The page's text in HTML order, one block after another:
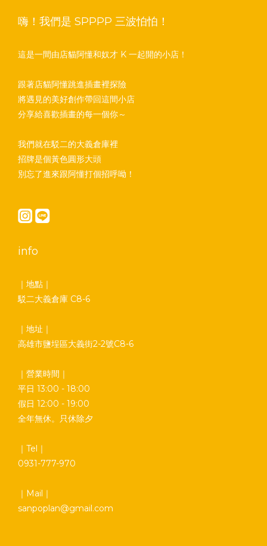
嗨！我們是 SPPPP 三波怕怕！
這是一間由店貓阿懂和奴才 K 一起開的小店！
跟著店貓阿懂跳進插畫裡探險
將遇見的美好創作帶回這間小店
分享給喜歡插畫的每一個你～
我們就在駁二的大義倉庫裡
招牌是個黃色圓形大頭
別忘了進來跟阿懂打個招呼呦！
info
｜地點｜
駁二大義倉庫 C8-6
｜地址｜
高雄市鹽埕區大義街2-2號C8-6
｜營業時間｜
平日 13:00 - 18:00
假日 12:00 - 19:00
全年無休。只休除夕
｜Tel｜
0931-777-970
｜Mail｜
sanpoplan@gmail.com